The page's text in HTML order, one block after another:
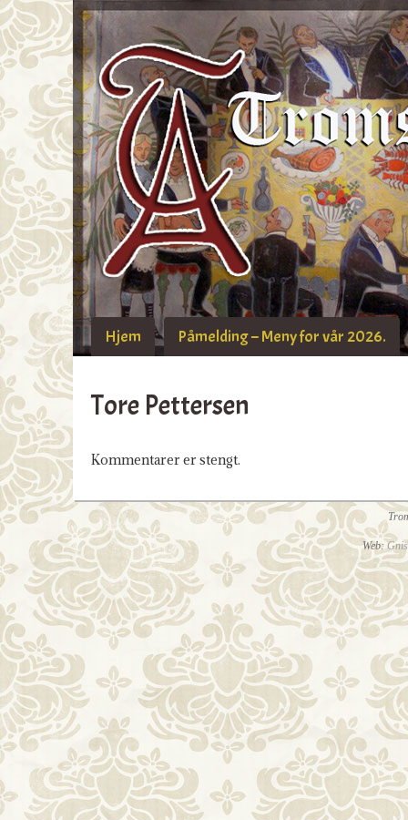
Hjem Påmelding – Meny for vår 2026.
Tore Pettersen
Kommentarer er stengt.
Web: